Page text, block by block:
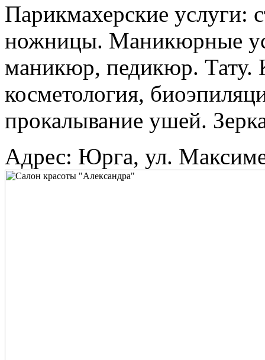
Парикмахерские услуги:
ножницы. Маникюрные
маникюр, педикюр. Тату.
косметология,
прокалывание ушей.
Адрес: Юрга, ул.